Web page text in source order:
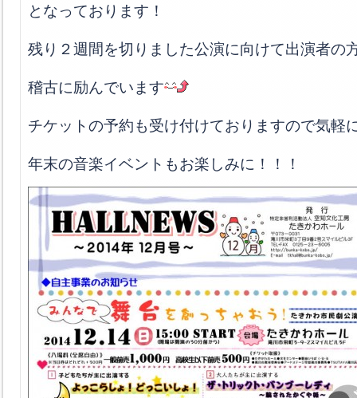
となっております！
残り２週間を切りました公演に向けて出演者の
稽古に励んでいます
チケットの予約も受け付けておりますので気軽
年末の音楽イベントもお楽しみに！！！